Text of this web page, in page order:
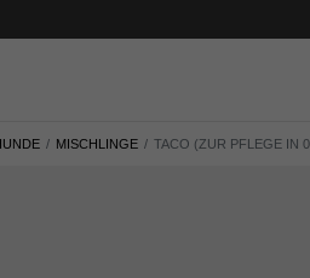
MISCHLINGE TACO (ZUR PFLEGE IN